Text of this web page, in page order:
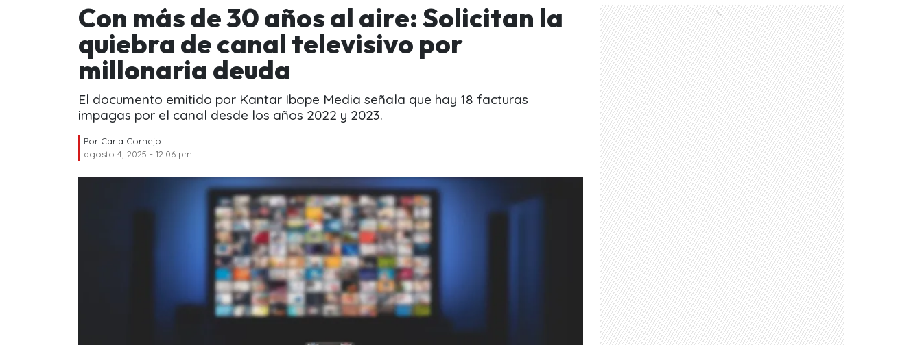
Con más de 30 años al aire: Solicitan la
quiebra de canal televisivo por
millonaria deuda
El documento emitido por Kantar Ibope Media señala que hay 18 facturas
impagas por el canal desde los años 2022 y 2023.
Por Carla Cornejo
agosto 4, 2025 - 12:06 pm